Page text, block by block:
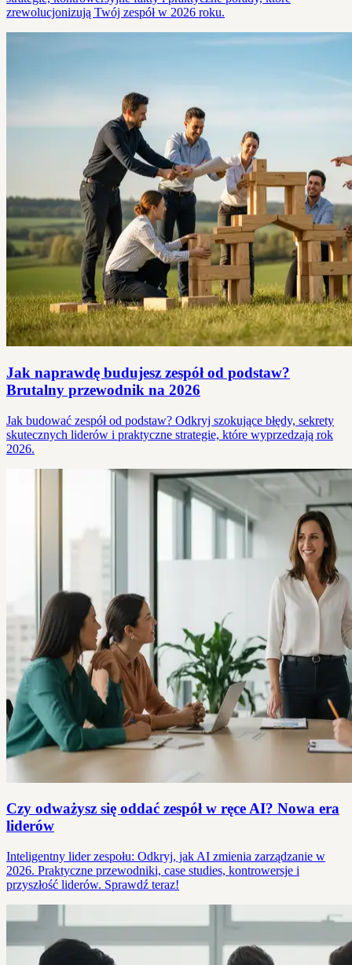
zrewolucjonizują Twój zespół w 2026 roku.
Jak naprawdę budujesz zespół od podstaw?
Brutalny przewodnik na 2026
Jak budować zespół od podstaw? Odkryj szokujące błędy, sekrety
skutecznych liderów i praktyczne strategie, które wyprzedzają rok
2026.
Czy odważysz się oddać zespół w ręce AI? Nowa era
liderów
Inteligentny lider zespołu: Odkryj, jak AI zmienia zarządzanie w
2026. Praktyczne przewodniki, case studies, kontrowersje i
przyszłość liderów. Sprawdź teraz!